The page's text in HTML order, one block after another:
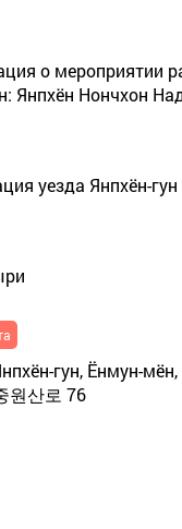
о мероприятии
Янпхён Нончхон
уезда Янпхён-гун
гун, Ёнмун-
원산로 76